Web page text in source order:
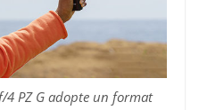
4 PZ G adopte un format